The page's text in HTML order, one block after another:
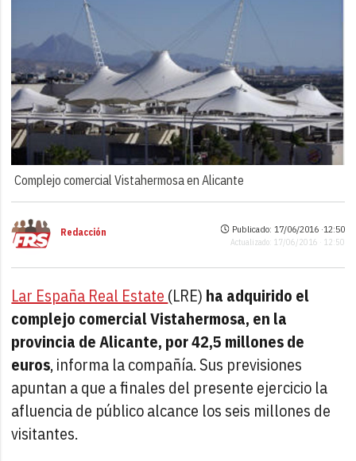
Complejo comercial Vistahermosa en Alicante
Redacción Publicado: 17/06/2016 ·12:50
Actualizado: 17/06/2016 · 12:50
Lar España Real Estate (LRE) ha adquirido el
complejo comercial Vistahermosa, en la
provincia de Alicante, por 42,5 millones de
euros, informa la compañía. Sus previsiones
apuntan a que a finales del presente ejercicio la
afluencia de público alcance los seis millones de
visitantes.